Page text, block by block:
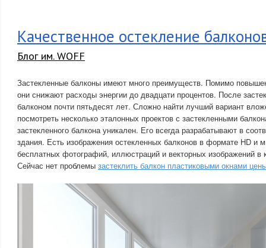
Качественное остекление
Блог им. WOFF
Застекленные балконы имеют много преимуществ. Помимо
они снижают расходы энергии до двадцати процентов. После
балконом почти пятьдесят лет. Сложно найти лучший вариант
посмотреть несколько эталонных проектов с застекленными
застекленного балкона уникален. Его всегда разрабатывают в
здания. Есть изображения остекленных балконов в формате HD и
бесплатных фотографий, иллюстраций и векторных изображений в
Сейчас нет проблемы застеклить балкон пластиковыми окнами